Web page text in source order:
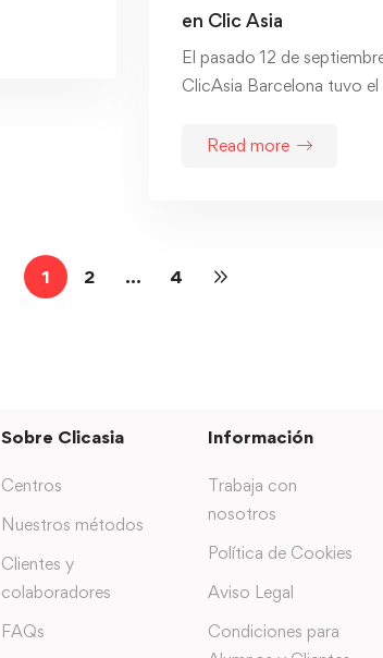
en Clic Asia
El pasado 12 de
ClicAsia Barcelona tuvo
Read more
1 2 … 4
Sobre Clicasia
Centros
Nuestros métodos
Clientes y
colaboradores
FAQs
Información
Trabaja con
nosotros
Política de Cookies
Aviso Legal
Condiciones para